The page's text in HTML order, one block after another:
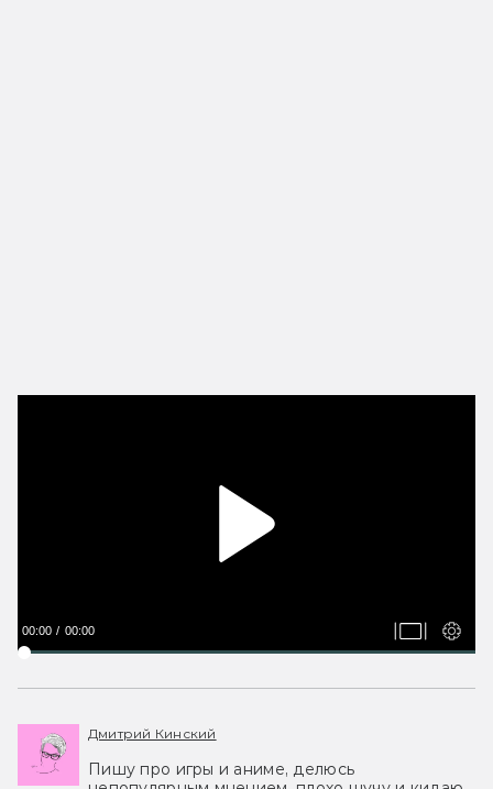
00:00 00:00
Дмитрий Кинский
Пишу про игры и аниме, делюсь